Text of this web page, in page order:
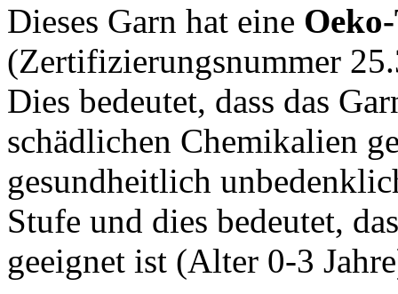
Dieses Garn hat eine
(Zertifizierungsnummer
Dies bedeutet, dass das
schädlichen Chemikalien
gesundheitlich
Stufe und dies bedeutet,
geeignet ist (Alter 0-3